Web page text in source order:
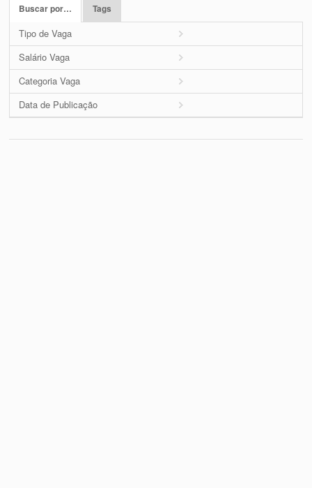
Buscar por… Tags
Tipo de Vaga
Salário Vaga
Categoria Vaga
Data de Publicação